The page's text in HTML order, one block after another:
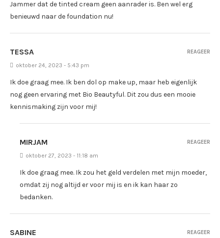
Jammer dat de tinted cream geen aanrader is. Ben wel erg
benieuwd naar de foundation nu!
TESSA
oktober 24, 2023 - 5:43 pm
Ik doe graag mee. Ik ben dol op make up, maar heb eigenlijk
nog geen ervaring met Bio Beautyful. Dit zou dus een mooie
kennismaking zijn voor mij!
REAGEER
MIRJAM
oktober 27, 2023 - 11:18 am
Ik doe graag mee. Ik zou het geld verdelen met mijn moeder,
omdat zij nog altijd er voor mij is en ik kan haar zo
bedanken.
REAGEER
SABINE REAGEER